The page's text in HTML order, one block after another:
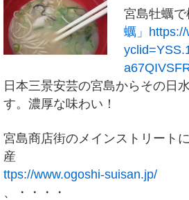
宮島牡蠣
蠣」
日本三景安芸の宮島からその日
す。濃厚な味わい！
宮島商店街のメインストリート
産
ttps://www.ogoshi-suisan.jp/
、・・・・